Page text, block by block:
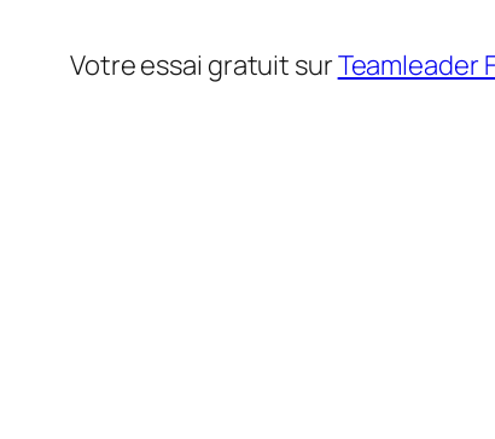
Votre essai gratuit surTeamleader